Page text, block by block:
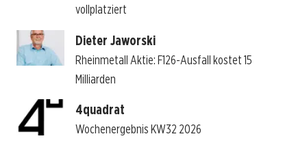
vollplatziert
Dieter Jaworski
Rheinmetall Aktie: F126-Ausfall kostet 15
Milliarden
4quadrat
Wochenergebnis KW32 2026